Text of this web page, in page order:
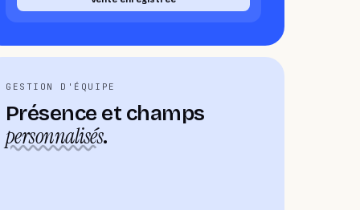
GESTION D'ÉQUIPE
Présence et champs
personnalisés.